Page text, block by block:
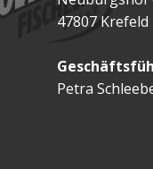
47807 Krefeld
Petra